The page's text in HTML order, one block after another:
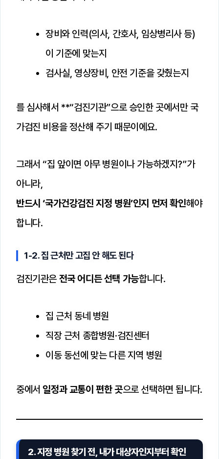
장비와 인력(의사, 간호사, 임상병리사 등)
이 기준에 맞는지
검사실, 영상장비, 안전 기준을 갖췄는지
를 심사해서 **“검진기관”으로 승인한 곳에서만 국
가검진 비용을 정산해 주기 때문이에요.
그래서 “집 앞이면 아무 병원이나 가능하겠지?”가
아니라,
반드시 ‘국가건강검진 지정 병원’인지 먼저 확인해야
합니다.
1-2. 집 근처만 고집 안 해도 된다
검진기관은 전국 어디든 선택 가능합니다.
집 근처 동네 병원
직장 근처 종합병원·검진센터
이동 동선에 맞는 다른 지역 병원
중에서일정과 교통이 편한 곳으로 선택하면 됩니다.
2. 지정 병원 찾기 전, 내가 대상자인지부터 확인